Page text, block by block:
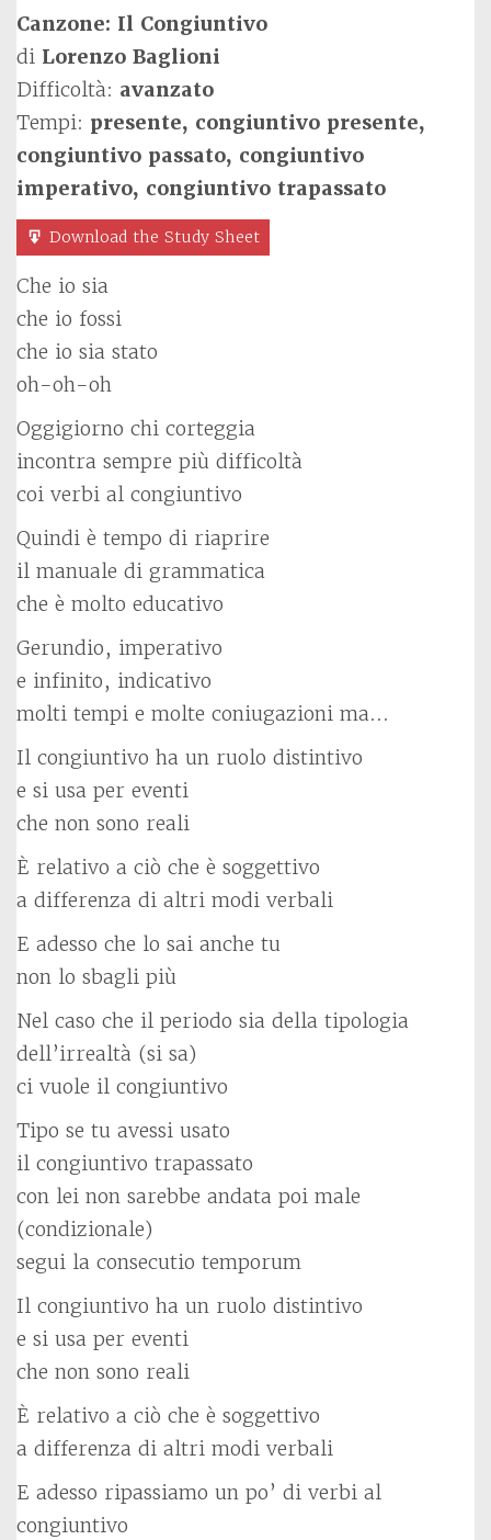
Canzone: Il Congiuntivo
di Lorenzo Baglioni
Difficoltà: avanzato
Tempi: presente, congiuntivo presente,
congiuntivo passato, congiuntivo
imperativo, congiuntivo trapassato
Download the Study Sheet
Che io sia
che io fossi
che io sia stato
oh-oh-oh
Oggigiorno chi corteggia
incontra sempre più difficoltà
coi verbi al congiuntivo
Quindi è tempo di riaprire
il manuale di grammatica
che è molto educativo
Gerundio, imperativo
e infinito, indicativo
molti tempi e molte coniugazioni ma…
Il congiuntivo ha un ruolo distintivo
e si usa per eventi
che non sono reali
È relativo a ciò che è soggettivo
a differenza di altri modi verbali
E adesso che lo sai anche tu
non lo sbagli più
Nel caso che il periodo sia della tipologia
dell’irrealtà (si sa)
ci vuole il congiuntivo
Tipo se tu avessi usato
il congiuntivo trapassato
con lei non sarebbe andata poi male
(condizionale)
segui la consecutio temporum
Il congiuntivo ha un ruolo distintivo
e si usa per eventi
che non sono reali
È relativo a ciò che è soggettivo
a differenza di altri modi verbali
E adesso ripassiamo un po’ di verbi al
congiuntivo